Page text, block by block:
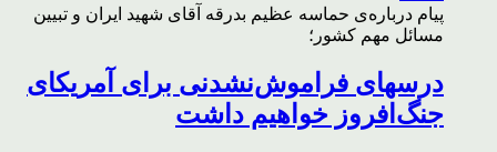
پیام درباره‌ی حماسه عظیم بدرقه آقای شهید ایران و تبیین
مسائل مهم کشور؛
درسهای فراموش‌نشدنی برای آمریکای
جنگ‌افروز خواهیم داشت